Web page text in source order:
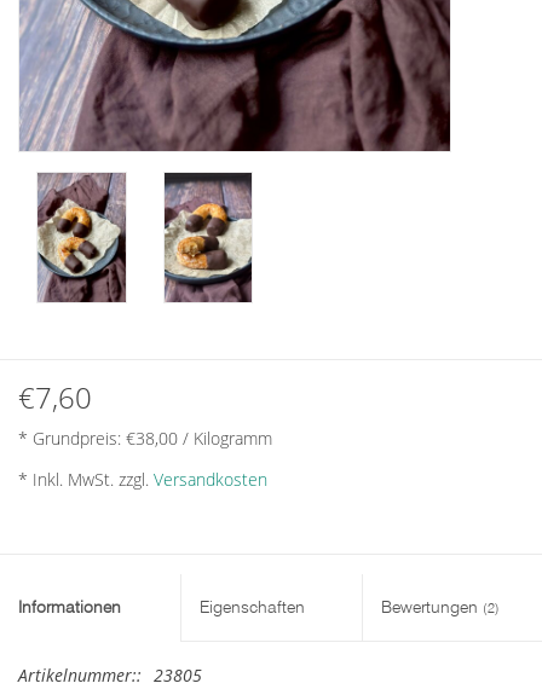
€7,60
* Grundpreis: €38,00 / Kilogramm
* Inkl. MwSt. zzgl. Versandkosten
Informationen Eigenschaften Bewertungen (2)
Artikelnummer:: 23805